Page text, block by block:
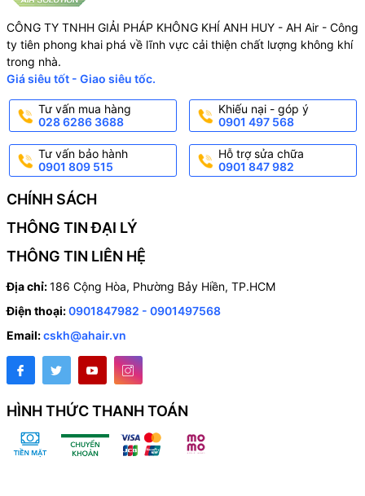
CÔNG TY TNHH GIẢI PHÁP KHÔNG KHÍ ANH HUY - AH Air - Công
ty tiên phong khai phá về lĩnh vực cải thiện chất lượng không khí
trong nhà.
Giá siêu tốt - Giao siêu tốc.
Tư vấn mua hàng
028 6286 3688
Khiếu nại - góp ý
0901 497 568
Tư vấn bảo hành
0901 809 515
Hỗ trợ sửa chữa
0901 847 982
CHÍNH SÁCH
THÔNG TIN ĐẠI LÝ
THÔNG TIN LIÊN HỆ
Địa chỉ:186 Cộng Hòa, Phường Bảy Hiền, TP.HCM
Điện thoại:0901847982 - 0901497568
Email:cskh@ahair.vn
HÌNH THỨC THANH TOÁN